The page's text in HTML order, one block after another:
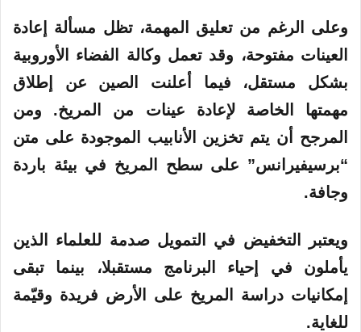
وعلى الرغم من تعليق المهمة، تظل مسألة إعادة
العينات مفتوحة، وقد تعمل وكالة الفضاء الأوروبية
بشكل مستقل، فيما أعلنت الصين عن إطلاق
مهمتها الخاصة لإعادة عينات من المريخ. ومن
المرجح أن يتم تخزين الأنابيب الموجودة على متن
“برسيفيرانس” على سطح المريخ في بيئة باردة
وجافة.
ويعتبر التخفيض في التمويل صدمة للعلماء الذين
يأملون في إحياء البرنامج مستقبلا، بينما تبقى
إمكانيات دراسة المريخ على الأرض فريدة وقيّمة
للغاية.